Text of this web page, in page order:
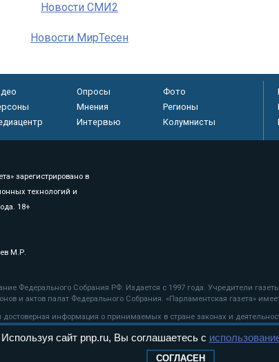
Новости СМИ2
Новости МирТесен
Опросы
Фото
Мнения
Регионы
Интервью Колумнисты
зарегистрировано в
технологий и
18+
М.Р.
Федерального Собрания РФ. Издается с 1997 года. Учредители
и актов палат Федерального Собрания. «Парламентская газета»
информация о принимаемых в стране законах и
технологии
Используя сайт pnp.ru, Вы соглашаетесь с
СОГЛАСЕН